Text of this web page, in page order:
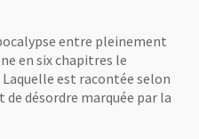
entre pleinement
en six chapitres le
est racontée selon
désordre marquée par la